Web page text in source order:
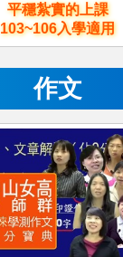
平穩紮實的上課
103~106入學適用
作文